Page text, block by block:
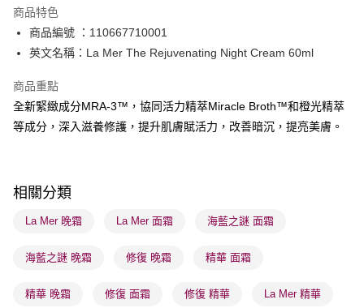
PayMe
WeChat Pay
BoC Pay
送貨方式
每筆HK$65.00，滿HK$300.00或以上免運費
確認發貨後1-3 工作天送達，訂單將隨機分配至SF順豐速運或京東
每筆HK$65.00，滿HK$300.00或以上免運費
商品特色
商品編號 ：110667710001
英文名稱：La Mer The Rejuvenating Night Cream 60ml
商品重點
全新緊緻成分MRA-3™，協同活力精萃Miracle Broth™和橙光精萃
等成分，深入滋養修護，提升肌膚賦活力，改善暗沉，提亮美膚。
相關分類
La Mer 晚霜 La Mer 面霜 海藍之謎 面霜
海藍之謎 晚霜 修復 晚霜 精華 面霜
精華 晚霜 修復 面霜 修復 精華 La Mer 精華